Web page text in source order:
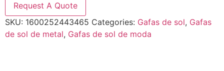
Request A Quote
SKU: 1600252443465 Categories: Gafas de sol, Gafas
de sol de metal, Gafas de sol de moda